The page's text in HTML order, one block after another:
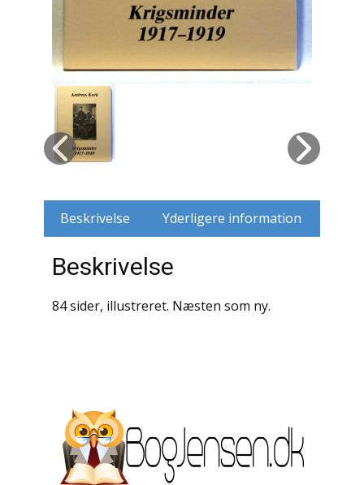
Håndværk
Hobby
Hus / Have
Husdyr
Jernbaner
Kirkehistorie / Religion
Krige / Slag
Landbrug / Skovbrug
Litteraturhistorie
Beskrivelse Yderligere information
Beskrivelse
84 sider, illustreret. Næsten som ny.